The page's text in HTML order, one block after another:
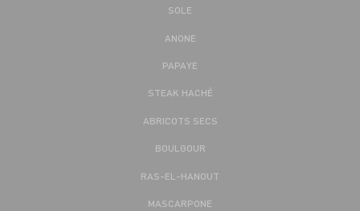
SOLE
ANONE
PAPAYE
STEAK HACHÉ
ABRICOTS SECS
BOULGOUR
RAS-EL-HANOUT
MASCARPONE